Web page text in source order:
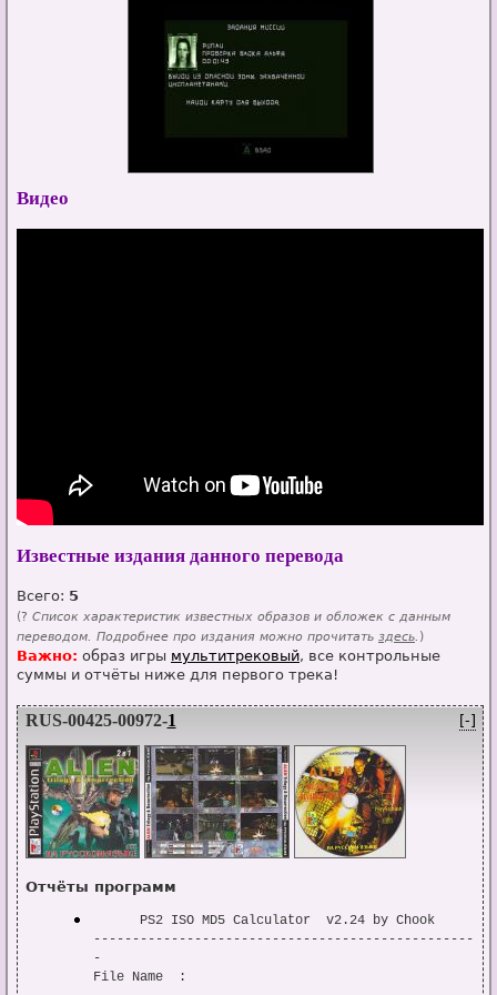
Видео
Известные издания данного перевода
Всего: 5
(? Список характеристик известных образов и обложек с данным
переводом. Подробнее про издания можно прочитать здесь. )
Важно: образ игры мультитрековый, все контрольные
суммы и отчёты ниже для первого трека!
[-]
RUS-00425-00972-1
Отчёты программ
-------------------------------------------------
-
File Name  :